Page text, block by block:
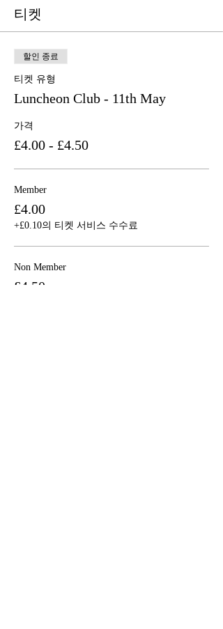
티켓
할인 종료
티켓 유형
Luncheon Club - 11th May
가격
£4.00 - £4.50
Member
£4.00
+£0.10의 티켓 서비스 수수료
Non Member
£4.50